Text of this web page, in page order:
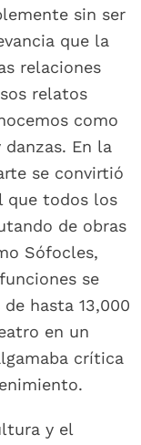
sin ser
que la
relaciones
relatos
como
En la
se convirtió
que todos los
de obras
Sófocles,
se
hasta 13,000
en un
crítica
y el